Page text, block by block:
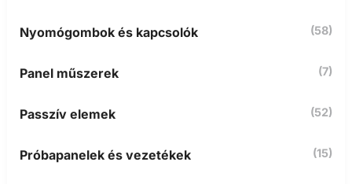
Nyomógombok és kapcsolók (58)
Panel műszerek (7)
Passzív elemek (52)
Próbapanelek és vezetékek (15)